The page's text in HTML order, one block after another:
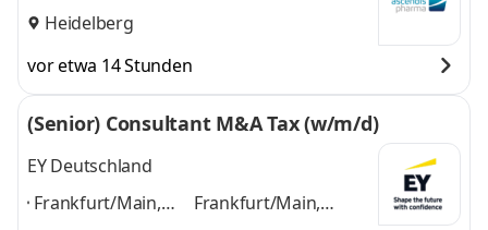
Heidelberg
vor etwa 14 Stunden
(Senior) Consultant M&A Tax (w/m/d)
EY Deutschland
Frankfurt/Main,
Frankfurt/Main,